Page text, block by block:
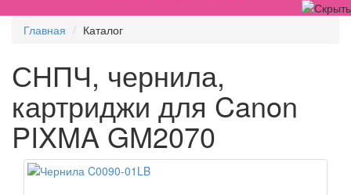
Главная Каталог
СНПЧ, чернила,
картриджи для Canon
PIXMA GM2070